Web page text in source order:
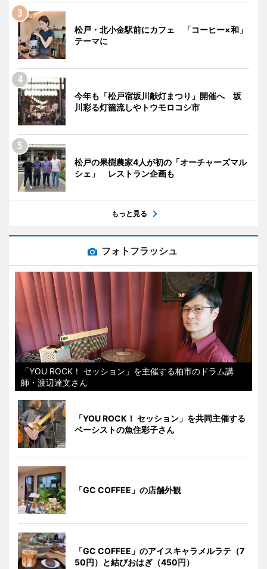
松戸・北小金駅前にカフェ 「コーヒー×和」
テーマに
今年も「松戸宿坂川献灯まつり」開催へ 坂
川彩る灯籠流しやトウモロコシ市
松戸の果樹農家4人が初の「オーチャーズマル
シェ」 レストラン企画も
もっと見る
フォトフラッシュ
「YOU ROCK！ セッション」を主催する柏市のドラム講
師・渡辺達文さん
「YOU ROCK！ セッション」を共同主催する
ベーシストの魚住彩子さん
「GC COFFEE」の店舗外観
「GC COFFEE」のアイスキャラメルラテ（7
50円）と結びおはぎ（450円）